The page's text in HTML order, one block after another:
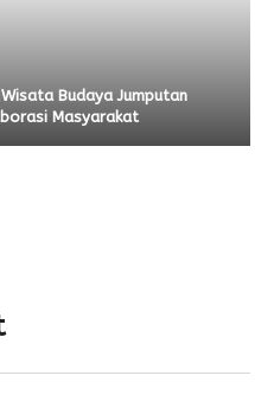
Budaya Jumputan
Masyarakat